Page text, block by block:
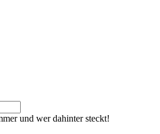
und wer dahinter steckt!